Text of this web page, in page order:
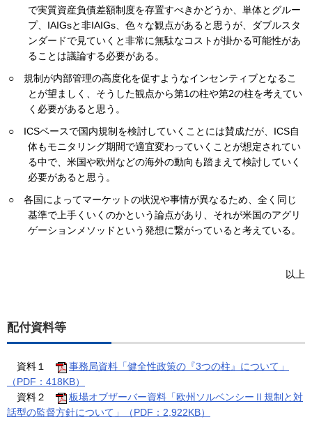
で実質資産負債差額制度を存置すべきかどうか、単体とグルー
プ、IAIGsと非IAIGs、色々な観点があると思うが、ダブルスタ
ンダードで見ていくと非常に無駄なコストが掛かる可能性があ
ることは議論する必要がある。
規制が内部管理の高度化を促すようなインセンティブとなるこ
とが望ましく、そうした観点から第1の柱や第2の柱を考えてい
く必要があると思う。
ICSベースで国内規制を検討していくことには賛成だが、ICS自
体もモニタリング期間で適宜変わっていくことが想定されてい
る中で、米国や欧州などの海外の動向も踏まえて検討していく
必要があると思う。
各国によってマーケットの状況や事情が異なるため、全く同じ
基準で上手くいくのかという論点があり、それが米国のアグリ
ゲーションメソッドという発想に繋がっていると考えている。
以上
配付資料等
資料１
事務局資料「健全性政策の『3つの柱』について」
（PDF：418KB）
資料２
板場オブザーバー資料「欧州ソルベンシーⅡ規制と対
話型の監督方針について」（PDF：2,922KB）